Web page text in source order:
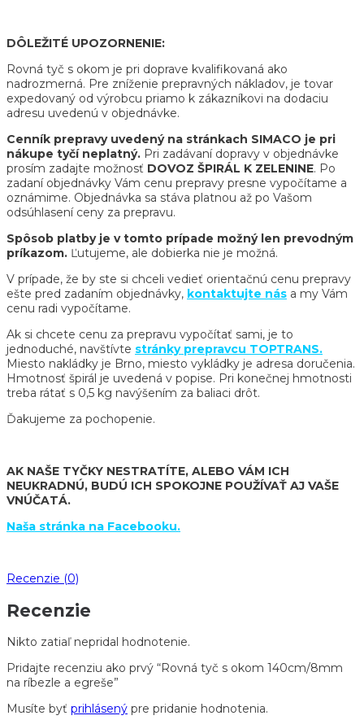
DÔLEŽITÉ UPOZORNENIE:
Rovná tyč s okom je pri doprave kvalifikovaná ako
nadrozmerná. Pre zníženie prepravných nákladov, je tovar
expedovaný od výrobcu priamo k zákazníkovi na dodaciu
adresu uvedenú v objednávke.
Cenník prepravy uvedený na stránkach SIMACO je pri
nákupe tyčí neplatný. Pri zadávaní dopravy v objednávke
prosím zadajte možnosť DOVOZ ŠPIRÁL K ZELENINE. Po
zadaní objednávky Vám cenu prepravy presne vypočítame a
oznámime. Objednávka sa stáva platnou až po Vašom
odsúhlasení ceny za prepravu.
Spôsob platby je v tomto prípade možný len prevodným
príkazom. Ľutujeme, ale dobierka nie je možná.
V prípade, že by ste si chceli vedieť orientačnú cenu prepravy
ešte pred zadaním objednávky, kontaktujte nás a my Vám
cenu radi vypočítame.
Ak si chcete cenu za prepravu vypočítať sami, je to
jednoduché, navštívte stránky prepravcu TOPTRANS.
Miesto nakládky je Brno, miesto vykládky je adresa doručenia.
Hmotnosť špirál je uvedená v popise. Pri konečnej hmotnosti
treba rátať s 0,5 kg navýšením za baliaci drôt.
Ďakujeme za pochopenie.
AK NAŠE TYČKY NESTRATÍTE, ALEBO VÁM ICH
NEUKRADNÚ, BUDÚ ICH SPOKOJNE POUŽÍVAŤ AJ VAŠE
VNÚČATÁ.
Naša stránka na Facebooku.
Recenzie (0)
Recenzie
Nikto zatiaľ nepridal hodnotenie.
Pridajte recenziu ako prvý “Rovná tyč s okom 140cm/8mm
na ríbezle a egreše”
Musíte byť prihlásený pre pridanie hodnotenia.